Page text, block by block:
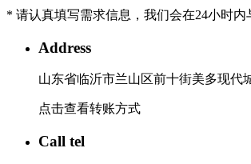
* 请认真填写需求信息，我们会在24小时内
Address
山东省临沂市兰山区前十街美多现代
点击查看转账方式
Call tel